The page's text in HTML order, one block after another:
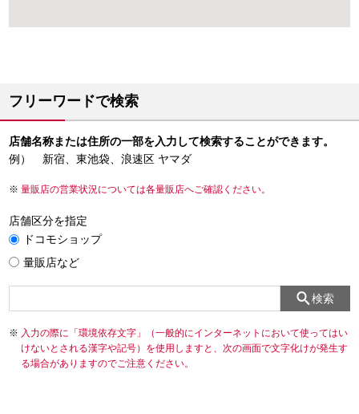
フリーワードで検索
店舗名称または住所の一部を入力して検索することができます。
例） 新宿、東池袋、浪速区 ヤマダ
量販店の営業状況については各量販店へご確認ください。
店舗区分を指定
ドコモショップ
量販店など
検索
入力の際に「環境依存文字」（一般的にインターネットにおいて使ってはい
けないとされる漢字や記号）を使用しますと、次の画面で文字化けが発生す
る場合がありますのでご注意ください。